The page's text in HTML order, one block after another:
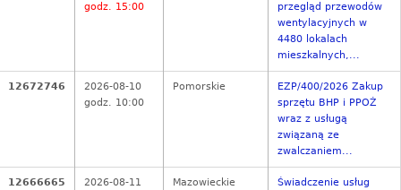
godz. 15:00
przegląd przewodów
wentylacyjnych w
4480 lokalach
mieszkalnych,...
12672746
2026-08-10
godz. 10:00
Pomorskie
EZP/400/2026 Zakup
sprzętu BHP i PPOŻ
wraz z usługą
związaną ze
zwalczaniem...
12666665
2026-08-11
Mazowieckie
Świadczenie usług